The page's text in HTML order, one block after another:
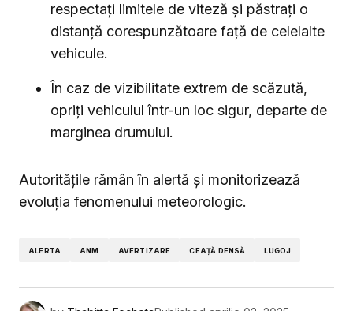
respectați limitele de viteză și păstrați o
distanță corespunzătoare față de celelalte
vehicule.
În caz de vizibilitate extrem de scăzută,
opriți vehiculul într-un loc sigur, departe de
marginea drumului.
Autoritățile rămân în alertă și monitorizează
evoluția fenomenului meteorologic.
ALERTA ANM AVERTIZARE CEAȚĂ DENSĂ LUGOJ